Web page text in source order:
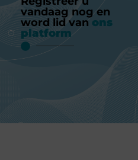
vandaag nog en
word lid van ons
platform